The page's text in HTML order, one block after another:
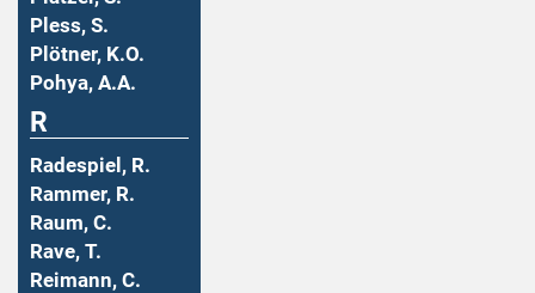
Pless, S.
Plötner, K.O.
Pohya, A.A.
R
Radespiel, R.
Rammer, R.
Raum, C.
Rave, T.
Reimann, C.